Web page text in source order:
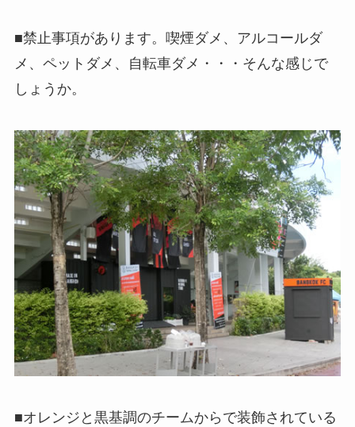
■禁止事項があります。喫煙ダメ、アルコールダ
メ、ペットダメ、自転車ダメ・・・そんな感じで
しょうか。
■オレンジと黒基調のチームからで装飾されている